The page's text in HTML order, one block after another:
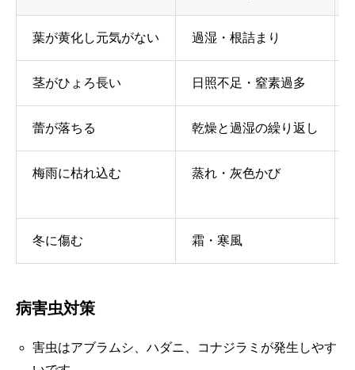
葉が黄化し元気がない 過湿・根詰まり
茎がひょろ長い 日照不足・窒素過多
蕾が落ちる 乾燥と過湿の繰り返し
梅雨に枯れ込む 蒸れ・灰色かび
冬に傷む 霜・寒風
病害虫対策
害虫はアブラムシ、ハダニ、コナジラミが発生しやす